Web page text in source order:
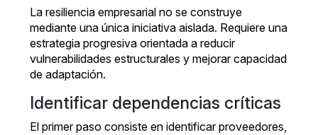
La resiliencia empresarial no se construye
mediante una única iniciativa aislada. Requiere una
estrategia progresiva orientada a reducir
vulnerabilidades estructurales y mejorar capacidad
de adaptación.
Identificar dependencias críticas
El primer paso consiste en identificar proveedores,